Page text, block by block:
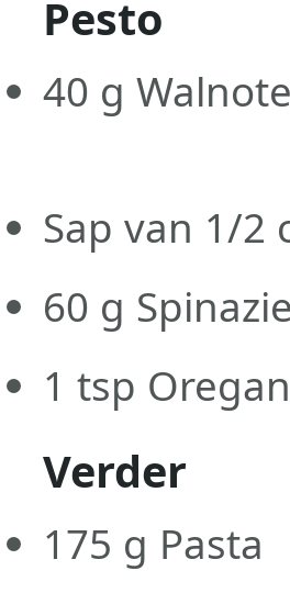
Pesto
40 g
Sap van 1/2
60 g Spinazie
1 tsp
Verder
175 g Pasta